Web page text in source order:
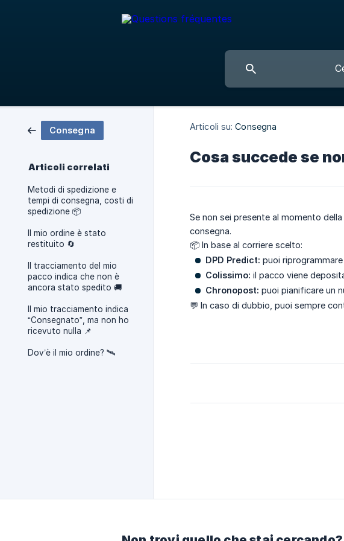
Consegna
Articoli correlati
Metodi di spedizione e
tempi di consegna, costi di
spedizione 📦
Il mio ordine è stato
restituito 🔄
Il tracciamento del mio
pacco indica che non è
ancora stato spedito 🚚
Il mio tracciamento indica
“Consegnato”, ma non ho
ricevuto nulla 📌
Dov’è il mio ordine? 🛰️
Articoli su: Consegna
Cosa succede se
Se non sei presente al momento
consegna.
📦 In base al corriere scelto:
DPD Predict: puoi
Colissimo: il pacco viene
Chronopost: puoi pianificare un
💬 In caso di dubbio, puoi sempre